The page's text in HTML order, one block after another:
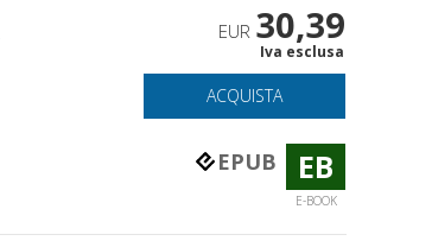
EUR 30,39
Iva esclusa
ACQUISTA
EPUB EB
E-BOOK